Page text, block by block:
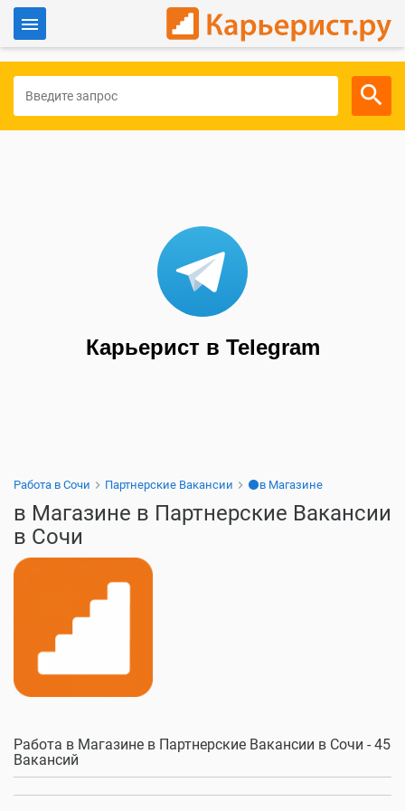
Для работодателей
Карьерист в Telegram
Работа в Сочи Партнерские Вакансии ⚫в Магазине
в Магазине в Партнерские Вакансии
в Сочи
Работа в Магазине в Партнерские Вакансии в Сочи - 45
Вакансий